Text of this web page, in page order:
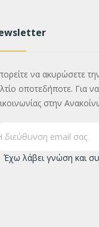
να ακυρώσετε
οποτεδήποτε. Για
στην
Έχω λάβει γνώση και